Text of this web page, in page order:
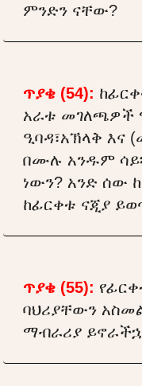
ምንድን ናቸው?
ጥያቄ (54):
አራቱ መገለጫዎች
ዒባዳ፣አኽላቅ እና
በሙሉ አንዱም
ነውን? አንድ ሰው
ከፊርቀቱ ናጂያ
ጥያቄ (55):
ባህሪያቸውን
ማብራሪያ